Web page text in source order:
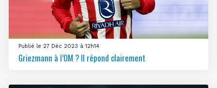
Publié le 27 Déc 2023 à 12h14
Griezmann à l’OM ? Il répond clairement